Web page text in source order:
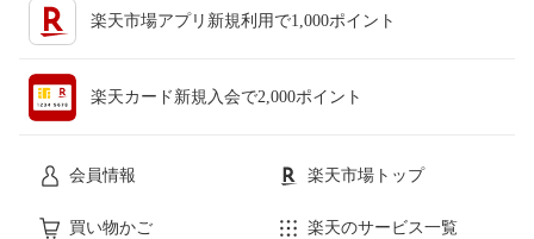
楽天市場アプリ新規利用で1,000ポイント
楽天カード新規入会で2,000ポイント
会員情報 楽天市場トップ
買い物かご 楽天のサービス一覧